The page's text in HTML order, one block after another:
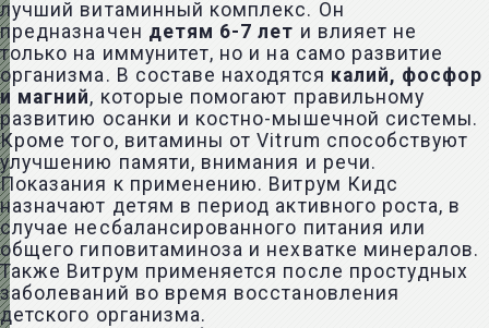
лучший витаминный комплекс. Он
предназначен детям 6-7 лет и влияет не
только на иммунитет, но и на само развитие
организма. В составе находятся калий, фосфор
и магний, которые помогают правильному
развитию осанки и костно-мышечной системы.
Кроме того, витамины от Vitrum способствуют
улучшению памяти, внимания и речи.
Показания к применению. Витрум Кидс
назначают детям в период активного роста, в
случае несбалансированного питания или
общего гиповитаминоза и нехватке минералов.
Также Витрум применяется после простудных
заболеваний во время восстановления
детского организма.